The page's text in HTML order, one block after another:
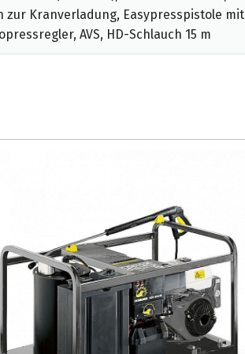
Kranverladung, Easypresspistole mit
AVS, HD-Schlauch 15 m